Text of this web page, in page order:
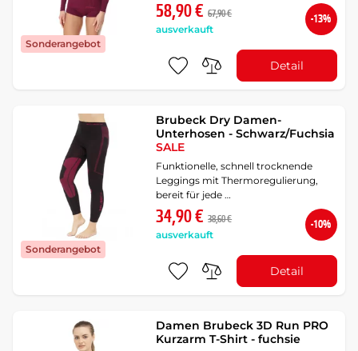
Sonderangebot
58,90 € 67,90 €
ausverkauft
-13%
Detail
Sonderangebot
Brubeck Dry Damen-
Unterhosen - Schwarz/Fuchsia
SALE
Funktionelle, schnell trocknende
Leggings mit Thermoregulierung,
bereit für jede …
34,90 € 38,60 €
ausverkauft
-10%
Detail
Damen Brubeck 3D Run PRO
Kurzarm T-Shirt - fuchsie